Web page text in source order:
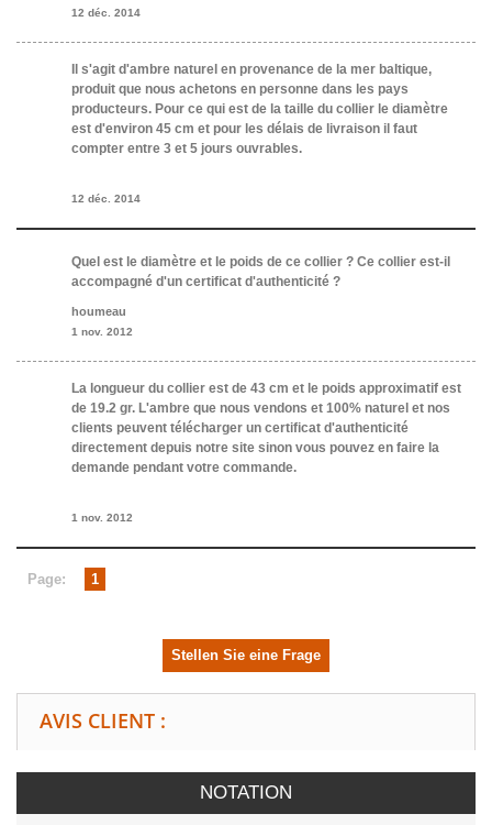
12 déc. 2014
Il s'agit d'ambre naturel en provenance de la mer baltique,
produit que nous achetons en personne dans les pays
producteurs. Pour ce qui est de la taille du collier le diamètre
est d'environ 45 cm et pour les délais de livraison il faut
compter entre 3 et 5 jours ouvrables.
12 déc. 2014
Quel est le diamètre et le poids de ce collier ? Ce collier est-il
accompagné d'un certificat d'authenticité ?
houmeau
1 nov. 2012
La longueur du collier est de 43 cm et le poids approximatif est
de 19.2 gr. L'ambre que nous vendons et 100% naturel et nos
clients peuvent télécharger un certificat d'authenticité
directement depuis notre site sinon vous pouvez en faire la
demande pendant votre commande.
1 nov. 2012
Page: 1
Stellen Sie eine Frage
AVIS CLIENT :
NOTATION